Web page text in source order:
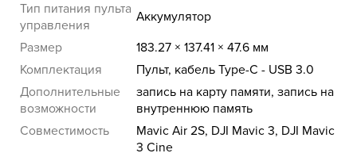
Тип питания пульта
управления
Аккумулятор
Размер
183.27 × 137.41 × 47.6 мм
Комплектация
Пульт, кабель Type-C - USB 3.0
Дополнительные
возможности
запись на карту памяти, запись на
внутреннюю память
Совместимость
Mavic Air 2S, DJI Mavic 3, DJI Mavic
3 Cine